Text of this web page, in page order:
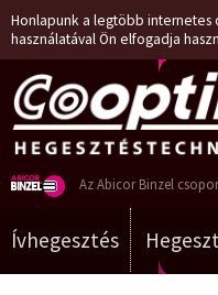
Honlapunk a legtöbb internetes
használatával Ön elfogadja
Az Abicor Binzel
Ívhegesztés